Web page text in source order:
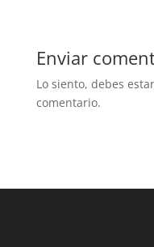
Enviar
Lo siento, debes estar
comentario.